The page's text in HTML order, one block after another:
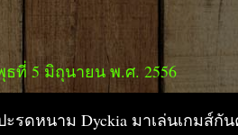
ธที่ 5 มิถุนายน พ.ศ. 2556
ะรดหนาม Dyckia มาเล่นเกมส์กัน